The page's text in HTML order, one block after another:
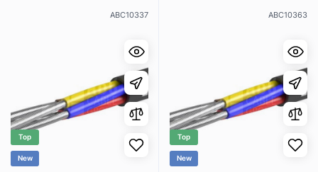
ABC10337
Top
New
ABC10363
Top
New